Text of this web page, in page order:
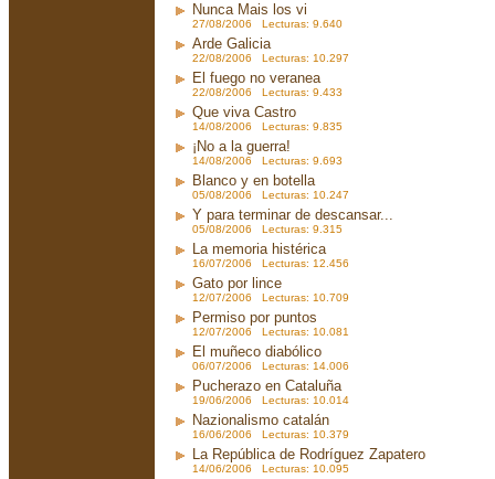
Nunca Mais los vi
27/08/2006 Lecturas: 9.640
Arde Galicia
22/08/2006 Lecturas: 10.297
El fuego no veranea
22/08/2006 Lecturas: 9.433
Que viva Castro
14/08/2006 Lecturas: 9.835
¡No a la guerra!
14/08/2006 Lecturas: 9.693
Blanco y en botella
05/08/2006 Lecturas: 10.247
Y para terminar de descansar...
05/08/2006 Lecturas: 9.315
La memoria histérica
16/07/2006 Lecturas: 12.456
Gato por lince
12/07/2006 Lecturas: 10.709
Permiso por puntos
12/07/2006 Lecturas: 10.081
El muñeco diabólico
06/07/2006 Lecturas: 14.006
Pucherazo en Cataluña
19/06/2006 Lecturas: 10.014
Nazionalismo catalán
16/06/2006 Lecturas: 10.379
La República de Rodríguez Zapatero
14/06/2006 Lecturas: 10.095